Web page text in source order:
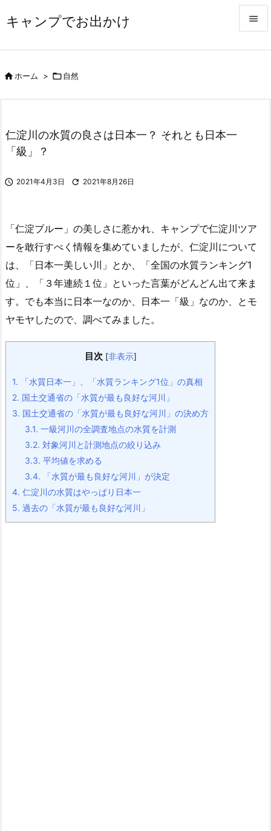
キャンプでお出かけ 
ホーム > 自然
仁淀川の水質の良さは日本一？ それとも日本一
「級」？
 2021年4月3日  2021年8月26日
「仁淀ブルー」の美しさに惹かれ、キャンプで仁淀川ツア
ーを敢行すべく情報を集めていましたが、仁淀川について
は、「日本一美しい川」とか、「全国の水質ランキング1
位」、「３年連続１位」といった言葉がどんどん出て来ま
す。でも本当に日本一なのか、日本一「級」なのか、とモ
ヤモヤしたので、調べてみました。
目次 [非表示]
1. 「水質日本一」、「水質ランキング1位」の真相
2. 国土交通省の「水質が最も良好な河川」
3. 国土交通省の「水質が最も良好な河川」の決め方
3.1. 一級河川の全調査地点の水質を計測
3.2. 対象河川と計測地点の絞り込み
3.3. 平均値を求める
3.4. 「水質が最も良好な河川」が決定
4. 仁淀川の水質はやっぱり日本一
5. 過去の「水質が最も良好な河川」